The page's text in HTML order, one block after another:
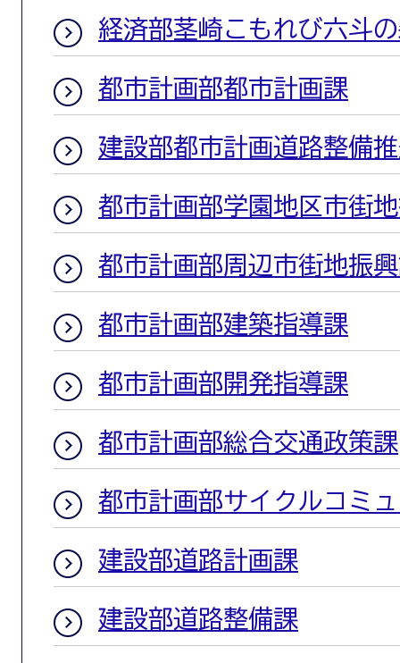
経済部茎崎こもれび六斗
都市計画部都市計画課
建設部都市計画道路整備
都市計画部学園地区市街
都市計画部周辺市街地振
都市計画部建築指導課
都市計画部開発指導課
都市計画部総合交通政策課
都市計画部サイクルコミ
建設部道路計画課
建設部道路整備課